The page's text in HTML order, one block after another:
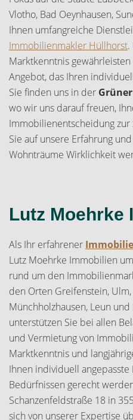
Vlotho, Bad Oeynhausen,
Ihnen umfangreiche
Immobilienmakler Hüllhorst.
Marktkenntnis
Angebot, das Ihren
Sie finden uns in der
wo wir uns darauf freuen,
Immobilienentscheidung zur
Sie auf unsere Erfahrung
Wohnträume Wirklichkeit
Lutz Moehrke
Als Ihr erfahrener
Lutz Moehrke Immobilien
rund um den
den Orten Greifenstein,
Münchholzhausen, Leun
unterstützen Sie bei allen
und Vermietung von
Marktkenntnis und
Ihnen individuell
Bedürfnissen gerecht
Schanzenfeldstraße 18 in
sich von unserer Expertise